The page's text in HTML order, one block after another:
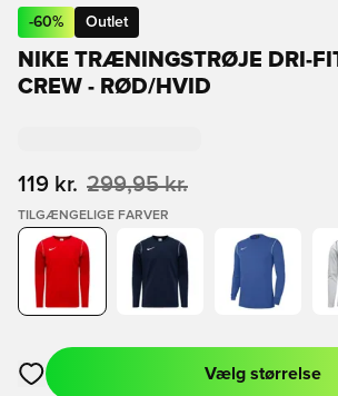
-60% Outlet
NIKE TRÆNINGSTRØJE DRI-
CREW - RØD/HVID
119 kr. 299,95 kr.
TILGÆNGELIGE FARVER
Åbner en Modal til at logge ind eller
Vælg størrelse